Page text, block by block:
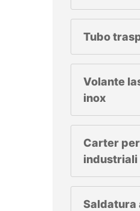
Tubo
Volante
inox
Carter
industriali
Saldatura